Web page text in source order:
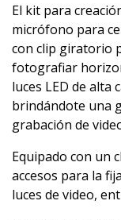
El kit para
micrófono para
con clip giratorio
fotografiar
luces LED de alta
brindándote una
grabación de
Equipado con un
accesos para la
luces de video,